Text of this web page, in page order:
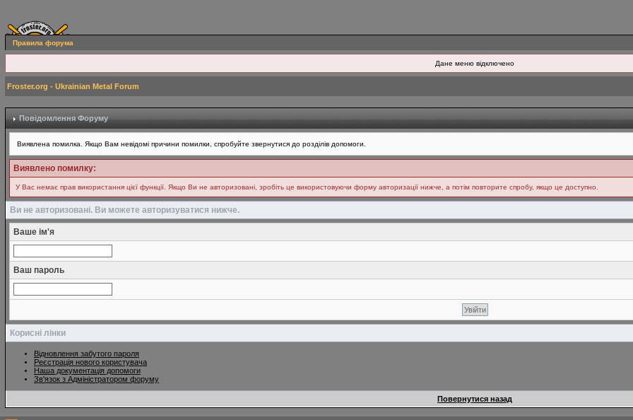
Правила форума
Дане меню відключено
Froster.org - Ukrainian Metal Forum
Повідомлення Форуму
Виявлена помилка. Якщо Вам невідомі причини помилки, спробуйте звернутися до розділів допомоги.
Виявлено помилку:
У Вас немає прав використання цієї функції. Якщо Ви не авторизовані, зробіть це використовуючи форму авторизації нижче, а потім повторите спробу, якщо це доступно.
Ви не авторизовані. Ви можете авторизуватися нижче.
Ваше ім'я
Ваш пароль
Корисні лінки
Відновлення забутого пароля
Реєстрація нового користувача
Наша документація допомоги
Зв'язок з Адміністратором форуму
Повернутися назад